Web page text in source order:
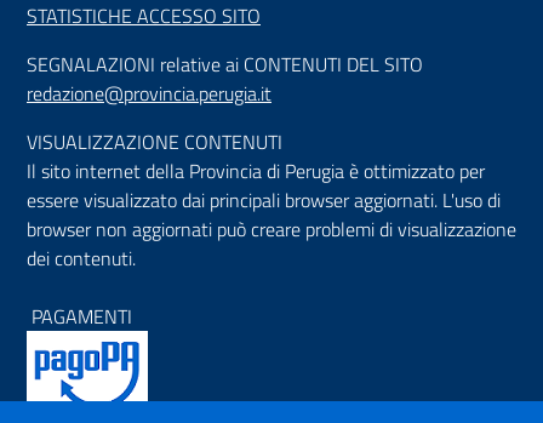
STATISTICHE ACCESSO SITO
SEGNALAZIONI relative ai CONTENUTI DEL SITO
redazione@provincia.perugia.it
VISUALIZZAZIONE CONTENUTI
Il sito internet della Provincia di Perugia è ottimizzato per
essere visualizzato dai principali browser aggiornati. L'uso di
browser non aggiornati può creare problemi di visualizzazione
dei contenuti.
PAGAMENTI